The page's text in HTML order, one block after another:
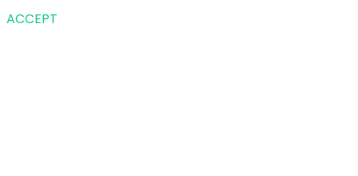
ACCEPT